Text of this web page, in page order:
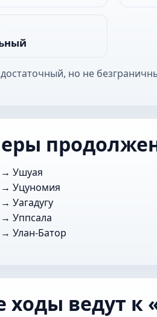
но не
→Ушуая
→Уцуномия
→Уагадугу
→Уппсала
→Улан-Батор
ходы ведут к